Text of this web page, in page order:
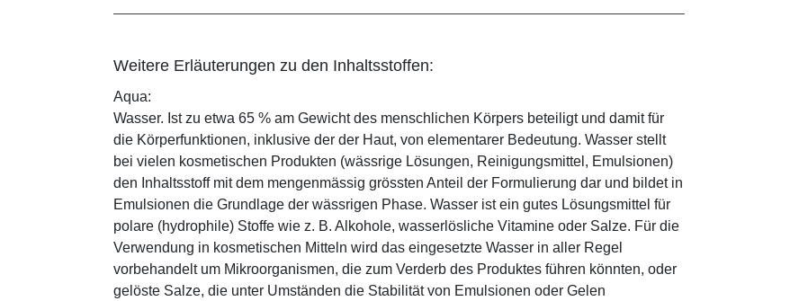
Weitere Erläuterungen zu den Inhaltsstoffen:
Aqua:
Wasser. Ist zu etwa 65 % am Gewicht des menschlichen Körpers beteiligt und damit für
die Körperfunktionen, inklusive der der Haut, von elementarer Bedeutung. Wasser stellt
bei vielen kosmetischen Produkten (wässrige Lösungen, Reinigungsmittel, Emulsionen)
den Inhaltsstoff mit dem mengenmässig grössten Anteil der Formulierung dar und bildet in
Emulsionen die Grundlage der wässrigen Phase. Wasser ist ein gutes Lösungsmittel für
polare (hydrophile) Stoffe wie z. B. Alkohole, wasserlösliche Vitamine oder Salze. Für die
Verwendung in kosmetischen Mitteln wird das eingesetzte Wasser in aller Regel
vorbehandelt um Mikroorganismen, die zum Verderb des Produktes führen könnten, oder
gelöste Salze, die unter Umständen die Stabilität von Emulsionen oder Gelen